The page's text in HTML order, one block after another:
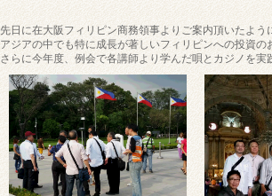
先日に在大阪フィリピン商務領事よりご案内頂いたよ
アジアの中でも特に成長が著しいフィリピンへの投資の
さらに今年度、例会で各講師より学んだ唄とカジノを実